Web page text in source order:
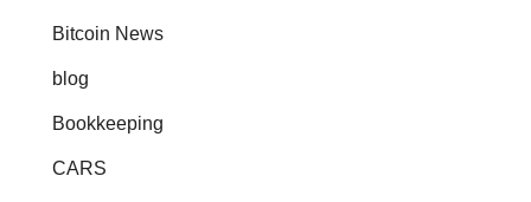
Bitcoin News
blog
Bookkeeping
CARS